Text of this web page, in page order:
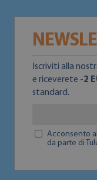
Iscriviti alla
e riceverete -2
standard.
Acconsento
da parte di